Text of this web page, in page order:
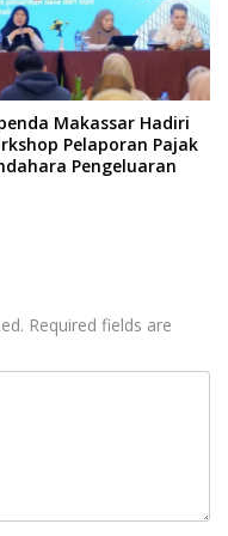
Makassar Hadiri
Pelaporan Pajak
Pengeluaran
Required fields are